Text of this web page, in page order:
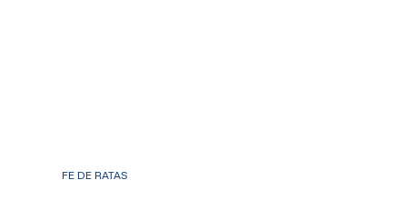
FE DE RATAS